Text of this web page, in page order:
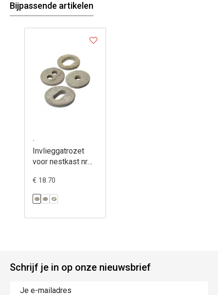
Bijpassende artikelen
.
Invlieggatrozet
voor nestkast nr
€ 18.70
Schrijf je in op onze nieuwsbrief